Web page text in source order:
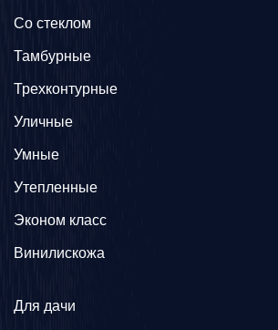
Со стеклом
Тамбурные
Трехконтурные
Уличные
Умные
Утепленные
Эконом класс
Винилискожа
Для дачи